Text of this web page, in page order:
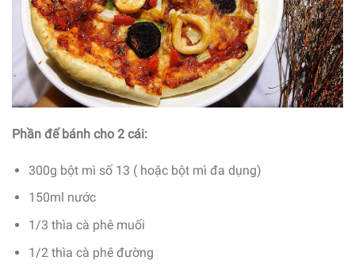
Phần đế bánh cho 2 cái:
300g bột mì số 13 ( hoặc bột mì đa dụng)
150ml nước
1/3 thìa cà phê muối
1/2 thìa cà phê đường